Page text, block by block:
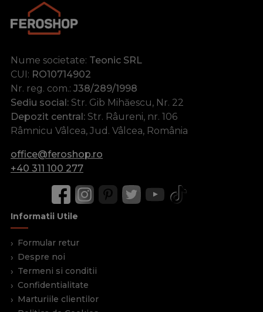
Nume societate: Teonic SRL
CUI: RO10714902
Nr. reg. com.: J38/289/1998
Sediu social: Str. Gib Mihăescu, Nr. 22
Depozit central: Str. Râureni, nr. 106
Râmnicu Vâlcea, Jud. Vâlcea, România
office@feroshop.ro
+40 311 100 277
Informatii Utile
Formular retur
Despre noi
Termeni si conditii
Confidentialitate
Marturiile clientilor